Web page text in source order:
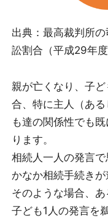
出典：最高裁判所
訟割合（平成29年度
親が亡くなり、子
合、特に主人（あ
も達の関係性でも
ります。
相続人一人の発言
かなか相続手続きが
そのような場合、
子ども1人の発言を